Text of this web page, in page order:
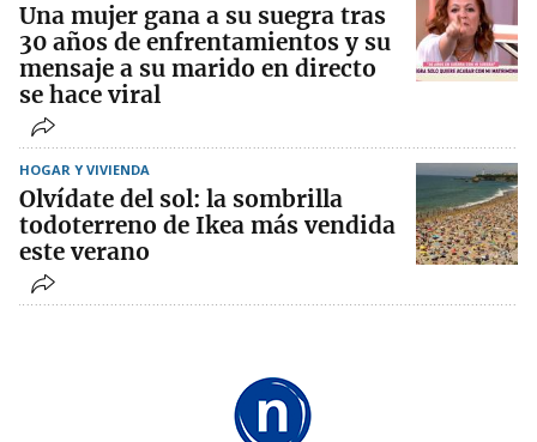
Una mujer gana a su suegra tras
30 años de enfrentamientos y su
mensaje a su marido en directo
se hace viral
HOGAR Y VIVIENDA
Olvídate del sol: la sombrilla
todoterreno de Ikea más vendida
este verano